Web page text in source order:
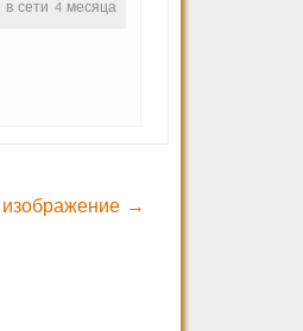
в сети 4 месяца
→